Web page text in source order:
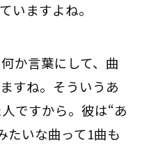
いますよね。
か言葉にして、曲
すね。そういうあ
ですから。彼は“あ
いな曲って1曲も